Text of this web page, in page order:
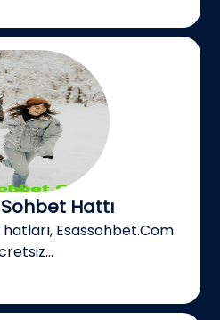
Hattı
Esassohbet.Com